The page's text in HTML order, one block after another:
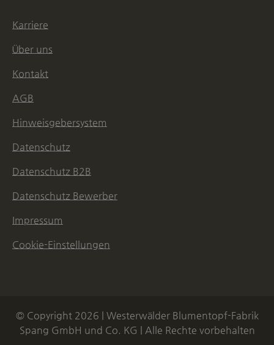
Karriere
Über uns
Kontakt
AGB
Hinweisgebersystem
Datenschutz
Datenschutz B2B
Datenschutz Bewerber
Impressum
Cookie-Einstellungen
© Copyright 2026 | Westerwälder Blumentopf-Fabrik
Spang GmbH und Co. KG | Alle Rechte vorbehalten